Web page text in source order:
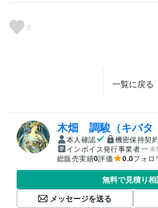
2
一覧に戻る
木畑 調駿（キバタ
本人確認
機密保持契
インボイス発行事業者
未
総販売実績0評価 0.0フォロ
無料で見積り
メッセージを送る